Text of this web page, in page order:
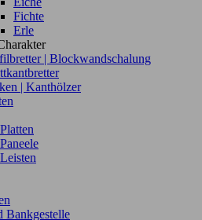
Fichte
Erle
| Blockwandschalung
| Kanthölzer
Bankgestelle